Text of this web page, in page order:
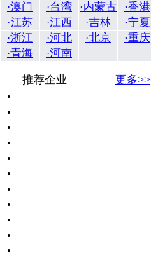
·澳门
·台湾 ·内蒙古
·香港
·江苏
·江西 ·吉林
·宁夏
·浙江
·河北 ·北京
·重庆
·青海
·河南
推荐企业
更多>>
•
•
•
•
•
•
•
•
•
•
•